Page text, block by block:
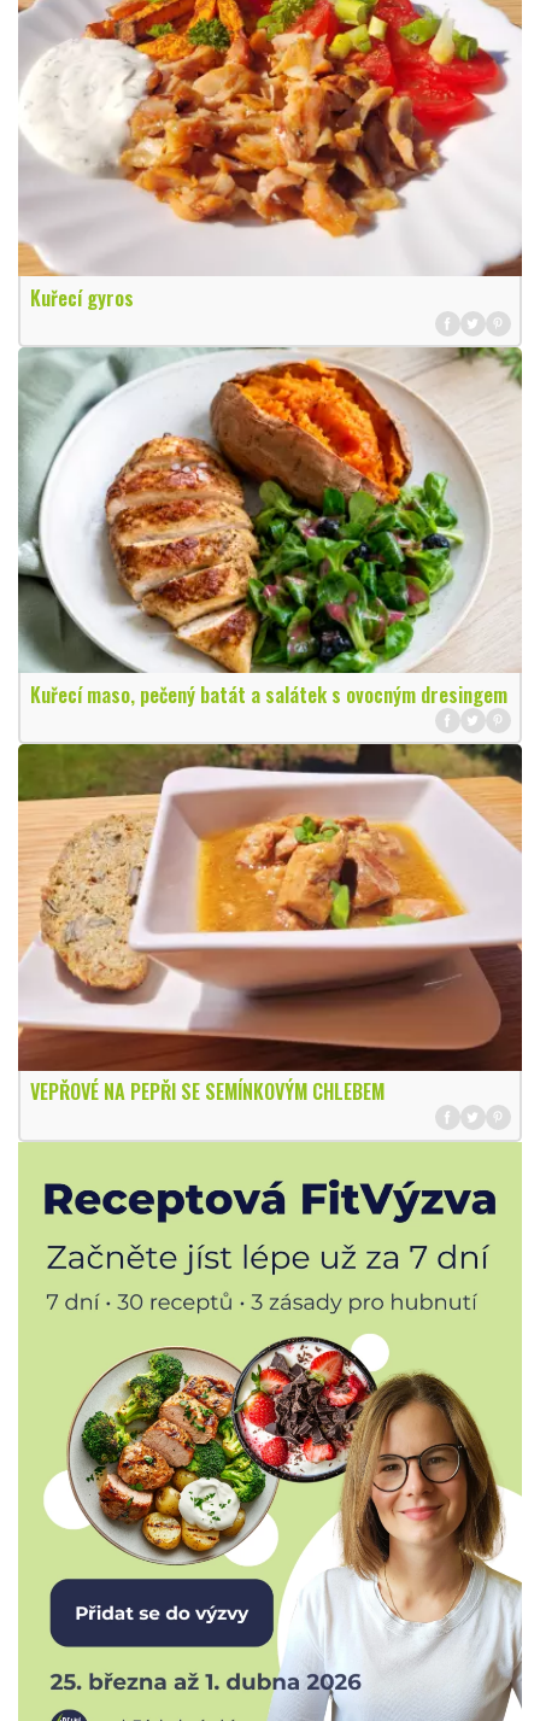
Kuřecí gyros
Kuřecí maso, pečený batát a salátek s ovocným dresingem
VEPŘOVÉ NA PEPŘI SE SEMÍNKOVÝM CHLEBEM